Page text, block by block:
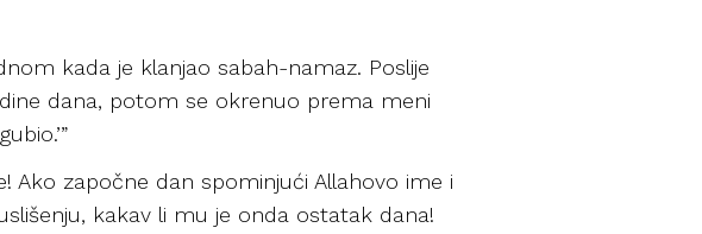
kada je klanjao sabah-namaz. Poslije
dana, potom se okrenuo prema meni
Ako započne dan spominjući Allahovo ime i
kakav li mu je onda ostatak dana!